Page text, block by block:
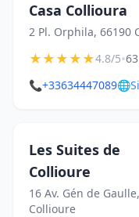
Casa Collioura
2 Pl. Orphila, 66190
★★★★★4.8/5•
📞+33634447089🌐
Les Suites de
Collioure
16 Av. Gén de
Collioure